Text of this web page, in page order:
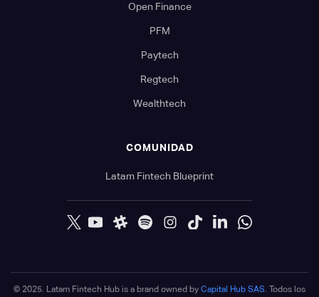
Open Finance
PFM
Paytech
Regtech
Wealthtech
COMUNIDAD
Latam Fintech Blueprint
© 2025. Latam Fintech Hub is a brand owned by Capital Hub SAS. Todos los